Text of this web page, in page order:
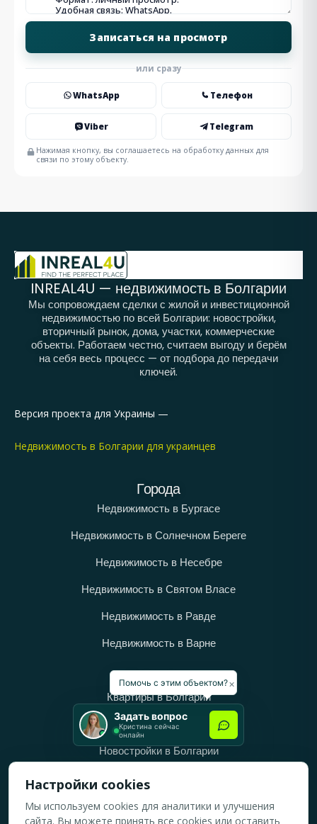
или сразу
WhatsApp Телефон
Viber Telegram
Нажимая кнопку, вы соглашаетесь на обработку данных для
связи по этому объекту.
INREAL4U — недвижимость в Болгарии
Мы сопровождаем сделки с жилой и инвестиционной
недвижимостью по всей Болгарии: новостройки,
вторичный рынок, дома, участки, коммерческие
объекты. Работаем честно, считаем выгоду и берём
на себя весь процесс — от подбора до передачи
ключей.
Версия проекта для Украины —
Недвижимость в Болгарии для украинцев
Города
Недвижимость в Бургасе
Недвижимость в Солнечном Береге
Недвижимость в Несебре
Недвижимость в Святом Власе
Недвижимость в Равде
Недвижимость в Варне
Категории
Квартиры в Болгарии
Дома в Болгарии
Новостройки в Болгарии
Вторичное жильё в Болгарии
Рабочее время
×
Помочь с этим объектом?
Задать вопрос
Кристина сейчас
онлайн
Настройки cookies
Мы используем cookies для аналитики и улучшения
сайта. Вы можете принять все cookies или оставить